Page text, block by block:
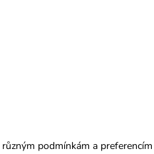
podmínkám a preferencím